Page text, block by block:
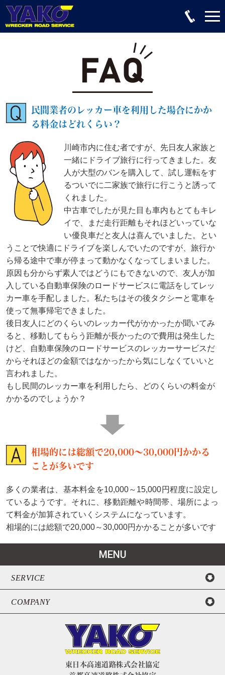
民間業者のレッカー車を利用した場合にかか
る料金はどれくらい？
川崎市内に住む者ですが、先日友人家族と
一緒にドライブ旅行に行ってきました。友
人が大型のバンを購入して、試し運転をす
るついでに二家族で旅行に行こうと誘って
くれました。
中古車でしたが見た目も車内もとてもキレ
イで、まだ走行距離もそれほどいっていな
い優良車だと友人は喜んでいました。とい
うことで快適にドライブを楽しんでいたのですが、旅行か
ら帰る途中で車が停まって動かなくなってしまいました。
原因も分からず素人ではどうにもできないので、友人が加
入している自動車保険のロードサービスに電話をしてレッ
カー車を手配しました。私たちはその後タクシーと電車を
使って無事帰宅できました。
後日友人にどのくらいのレッカー代がかかったか聞いてみ
ると、移動してもらう距離が長かったので費用は発生した
けど、自動車保険のロードサービスのレッカーサービスだ
からそれほどの金額ではなかったから気にしなくていいと
言われました。
もし民間のレッカー車を利用したら、どのくらいの料金が
かかるのでしょうか？
相場的には総額で20,000～30,000円かかる
ことが多いです
多くの業者は、基本料金を10,000～15,000円程度に設定し
ているようです。それに、移動距離や時間帯、場所によっ
て料金が加算されていくシステムになっています。
相場的には総額で20,000～30,000円かかることが多いです
MENU
SERVICE
COMPANY
東日本高速道路株式会社協定